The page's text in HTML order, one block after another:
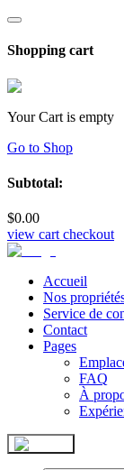
Shopping cart
Your Cart is empty
Go to Shop
Subtotal:
$0.00
view cart checkout
Accueil
Nos
Service de
Contact
Pages
FAQ
À